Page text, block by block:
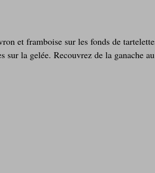
sur la gelée. Recouvrez de la ganache